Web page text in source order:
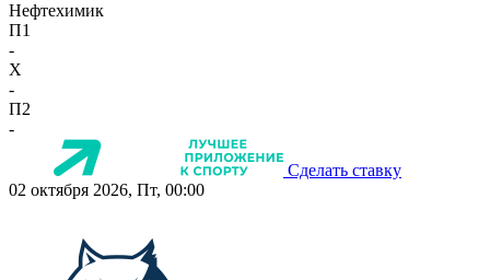
Нефтехимик
П1
-
X
-
П2
-
Сделать ставку
02 октября 2026, Пт, 00:00